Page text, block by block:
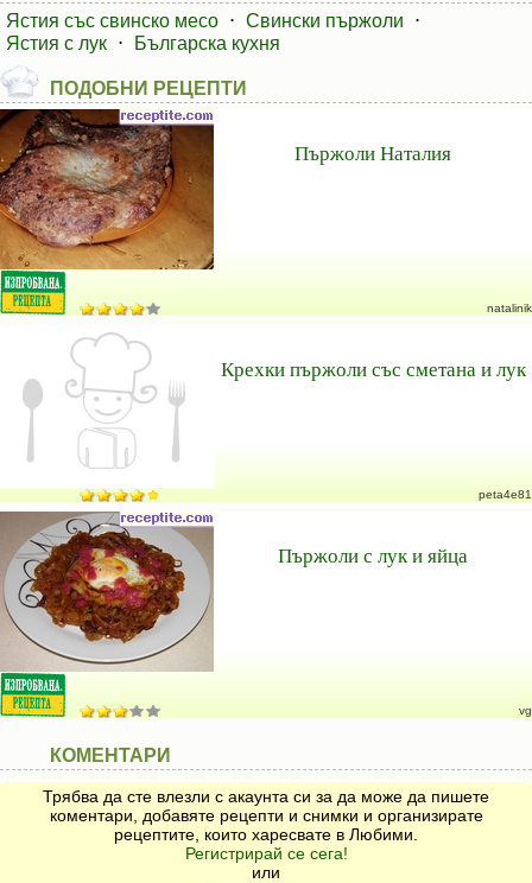
Ястия със свинско месо ⋅ Свински пържоли
⋅
Ястия с лук ⋅ Българска кухня
ПОДОБНИ РЕЦЕПТИ
Пържоли Наталия
natalinik
Крехки пържоли със сметана и лук
peta4e81
Пържоли с лук и яйца
vg
КОМЕНТАРИ
Трябва да сте влезли с акаунта си за да може да пишете
коментари, добавяте рецепти и снимки и организирате
рецептите, които харесвате в Любими.
Регистрирай се сега!
или